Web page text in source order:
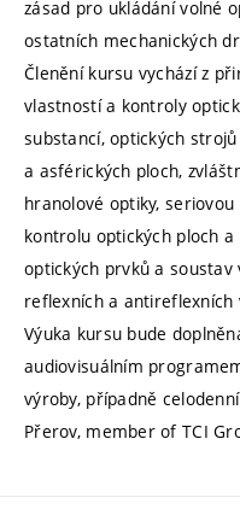
zásad pro ukládání volné
ostatních mechanických
Členění kursu vychází z
vlastností a kontroly
substancí, optických
a asférických ploch,
hranolové optiky,
kontrolu optických ploch
optických prvků a
reflexních a antireflexních
Výuka kursu bude
audiovisuálním
výroby, případně
Přerov, member of TCI